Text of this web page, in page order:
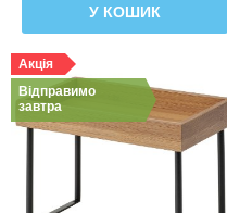
У КОШИК
Акція
Відправимо
завтра